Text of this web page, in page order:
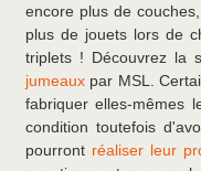
encore plus de
plus de jouets lors de
triplets ! Découvrez la
jumeaux par MSL.
fabriquer elles-mêmes
condition toutefois
pourront réaliser leur